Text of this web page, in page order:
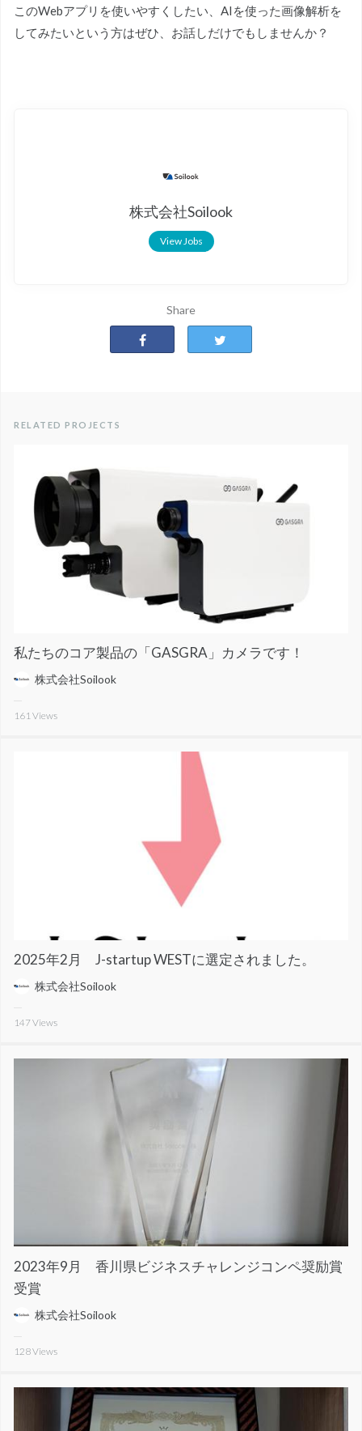
このWebアプリを使いやすくしたい、AIを使った画像解析を
してみたいという方はぜひ、お話しだけでもしませんか？
株式会社Soilook
View Jobs
Share
RELATED PROJECTS
私たちのコア製品の「GASGRA」カメラです！
株式会社Soilook
161 Views
2025年2月 J-startup WESTに選定されました。
株式会社Soilook
147Views
2023年9月 香川県ビジネスチャレンジコンペ奨励賞
受賞
株式会社Soilook
128Views